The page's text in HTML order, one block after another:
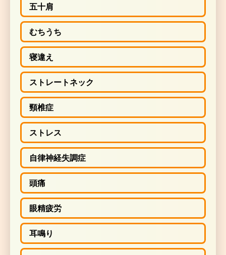
また次回の治療までの間の、自宅での運動療法や筋ト
お身体の状態に合わせた指導を行ってゆきます
痛みの原因となる、膜の緊張、筋肉の緊張や関節の固
手による丁寧な触診て初めて分かります。
薬やシップ、電気治療、マッサージ、バキバキする矯
ためしたけど症状が改善されない、今の治療内容に不
寧に治療してほしい、 待ち時間が長いので通院しづら
題を全身全霊でサポートします。
五十肩
むちうち
寝違え
ストレートネック
頸椎症
ストレス
自律神経失調症
頭痛
眼精疲労
耳鳴り